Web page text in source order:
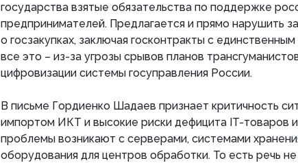
государства взятые обязательства по поддержке
предпринимателей. Предлагается и прямо нарушить
о госзакупках, заключая госконтракты с
все это – из-за угрозы срывов планов
цифровизации системы госуправления России.
В письме Гордиенко Шадаев признает критичность
импортом ИКТ и высокие риски дефицита IT-товаров
проблемы возникают с серверами, системами
оборудования для центров обработки. То есть речь